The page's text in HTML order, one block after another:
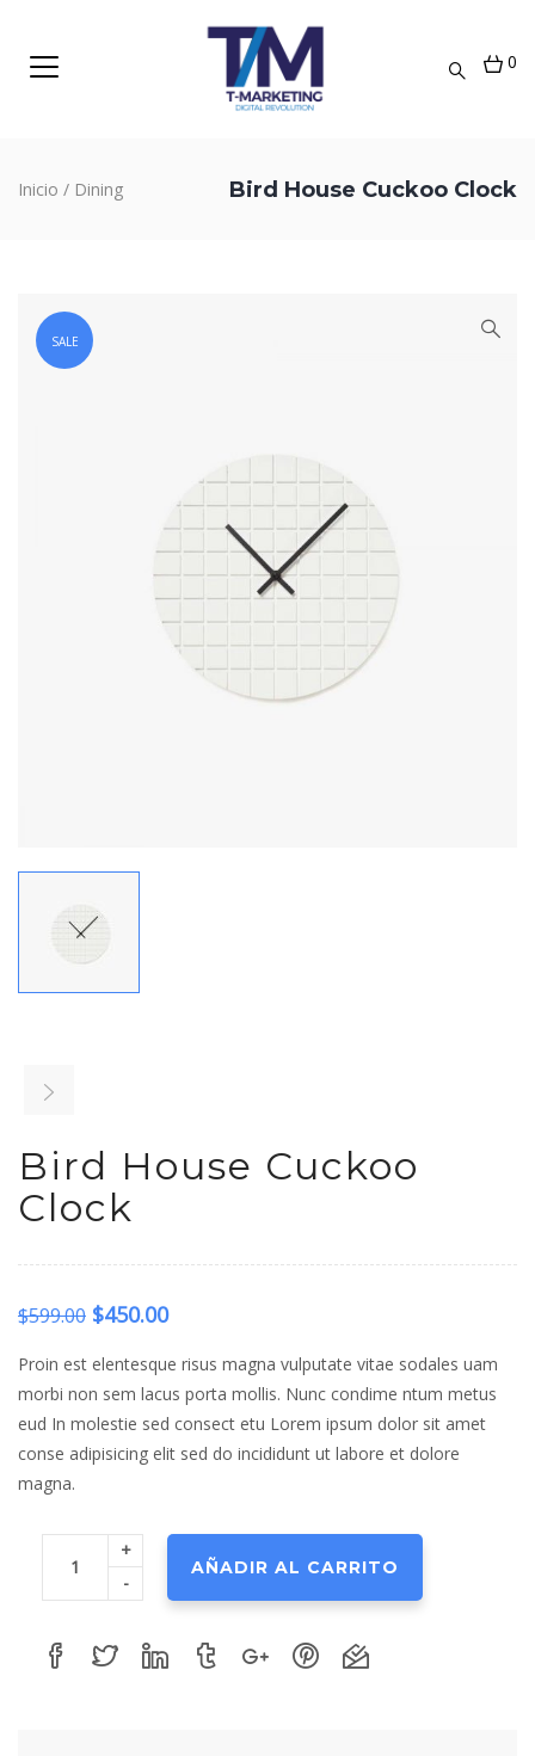
0
Bird House Cuckoo Clock
Inicio / Dining
SALE
Bird House Cuckoo
Clock
$599.00 El
precio
original
era:
$599.00.
$450.00El
precio
actual
es:
$450.00.
Proin est elentesque risus magna vulputate vitae sodales uam
morbi non sem lacus porta mollis. Nunc condime ntum metus
eud In molestie sed consect etu Lorem ipsum dolor sit amet
conse adipisicing elit sed do incididunt ut labore et dolore
magna.
+
-
AÑADIR AL CARRITO